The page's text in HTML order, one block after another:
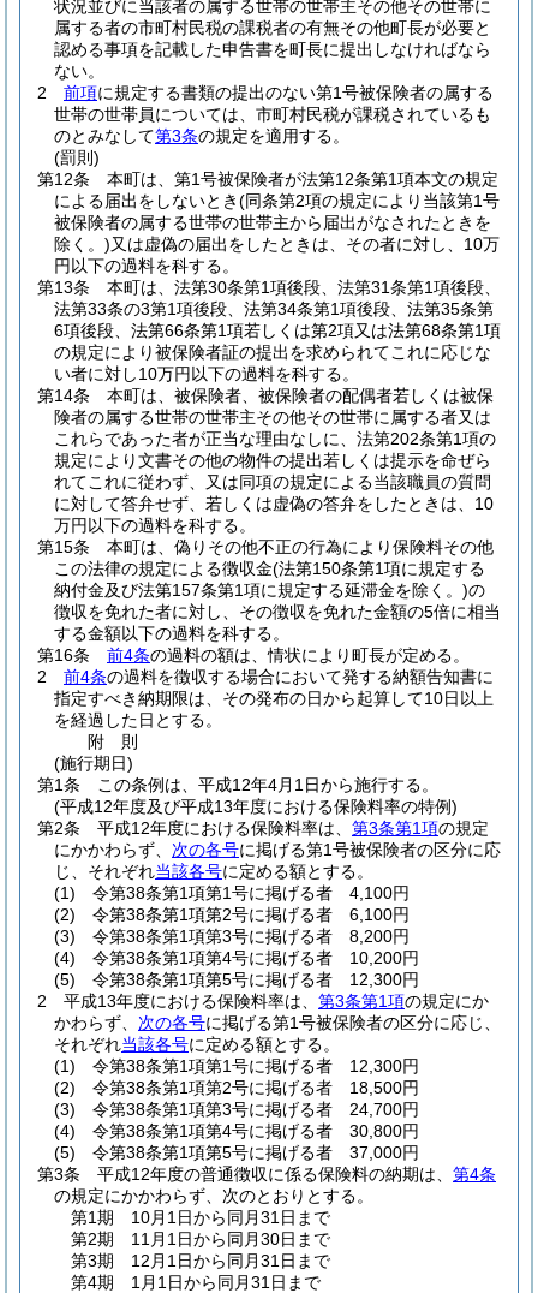
状況並びに当該者の属する世帯の世帯主その他その世帯に
属する者の市町村民税の課税者の有無その他町長が必要と
認める事項を記載した申告書を町長に提出しなければなら
ない。
2
前項に規定する書類の提出のない第1号被保険者の属する
世帯の世帯員については、市町村民税が課税されているも
のとみなして第3条の規定を適用する。
(罰則)
第12条
本町は、第1号被保険者が法第12条第1項本文の規定
による届出をしないとき(同条第2項の規定により当該第1号
被保険者の属する世帯の世帯主から届出がなされたときを
除く。)又は虚偽の届出をしたときは、その者に対し、10万
円以下の過料を科する。
第13条
本町は、法第30条第1項後段、法第31条第1項後段、
法第33条の3第1項後段、法第34条第1項後段、法第35条第
6項後段、法第66条第1項若しくは第2項又は法第68条第1項
の規定により被保険者証の提出を求められてこれに応じな
い者に対し10万円以下の過料を科する。
第14条
本町は、被保険者、被保険者の配偶者若しくは被保
険者の属する世帯の世帯主その他その世帯に属する者又は
これらであった者が正当な理由なしに、法第202条第1項の
規定により文書その他の物件の提出若しくは提示を命ぜら
れてこれに従わず、又は同項の規定による当該職員の質問
に対して答弁せず、若しくは虚偽の答弁をしたときは、10
万円以下の過料を科する。
第15条
本町は、偽りその他不正の行為により保険料その他
この法律の規定による徴収金(法第150条第1項に規定する
納付金及び法第157条第1項に規定する延滞金を除く。)の
徴収を免れた者に対し、その徴収を免れた金額の5倍に相当
する金額以下の過料を科する。
第16条
前4条の過料の額は、情状により町長が定める。
2
前4条の過料を徴収する場合において発する納額告知書に
指定すべき納期限は、その発布の日から起算して10日以上
を経過した日とする。
附 則
(施行期日)
第1条
この条例は、平成12年4月1日から施行する。
(平成12年度及び平成13年度における保険料率の特例)
第2条
平成12年度における保険料率は、 第3条第1項の規定
にかかわらず、 次の各号に掲げる第1号被保険者の区分に応
じ、それぞれ当該各号に定める額とする。
(1)
令第38条第1項第1号に掲げる者 4,100円
(2)
令第38条第1項第2号に掲げる者 6,100円
(3)
令第38条第1項第3号に掲げる者 8,200円
(4)
令第38条第1項第4号に掲げる者 10,200円
(5)
令第38条第1項第5号に掲げる者 12,300円
2
平成13年度における保険料率は、 第3条第1項の規定にか
かわらず、 次の各号に掲げる第1号被保険者の区分に応じ、
それぞれ当該各号に定める額とする。
(1)
令第38条第1項第1号に掲げる者 12,300円
(2)
令第38条第1項第2号に掲げる者 18,500円
(3)
令第38条第1項第3号に掲げる者 24,700円
(4)
令第38条第1項第4号に掲げる者 30,800円
(5)
令第38条第1項第5号に掲げる者 37,000円
第3条
平成12年度の普通徴収に係る保険料の納期は、 第4条
の規定にかかわらず、次のとおりとする。
第1期 10月1日から同月31日まで
第2期 11月1日から同月30日まで
第3期 12月1日から同月31日まで
第4期 1月1日から同月31日まで